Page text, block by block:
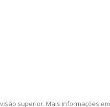
superior. Mais informações em